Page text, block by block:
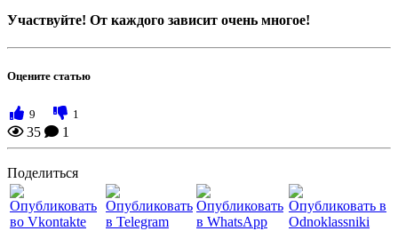
Участвуйте! От каждого зависит очень многое!
Оцените статью
9 1
35 1
Поделиться